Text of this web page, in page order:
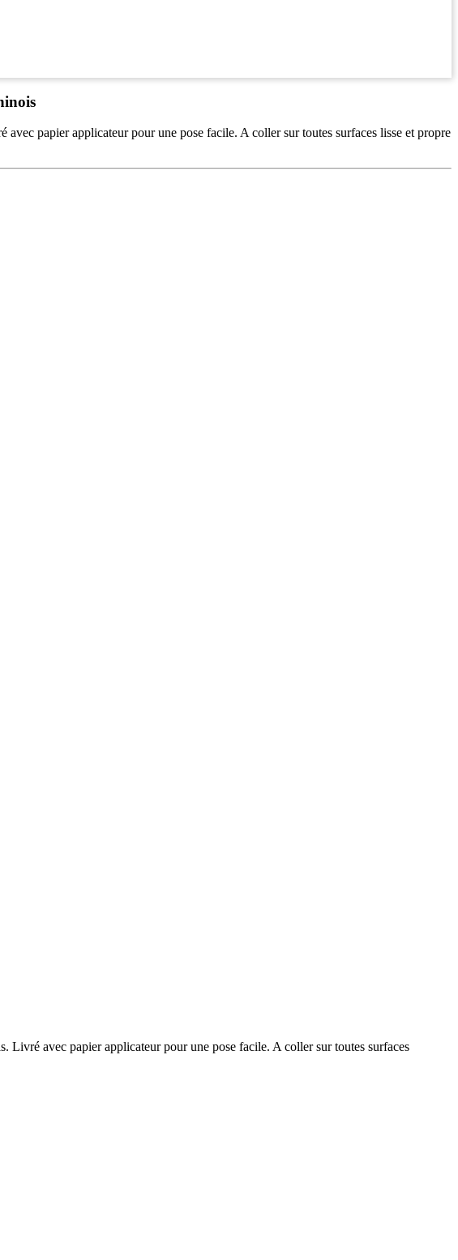
papier applicateur pour une pose facile. A coller sur toutes surfaces lisse et propre
avec papier applicateur pour une pose facile. A coller sur toutes surfaces